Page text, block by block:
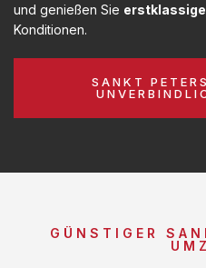
und genießen Sie
Konditionen.
SANKT
GÜNSTIGER